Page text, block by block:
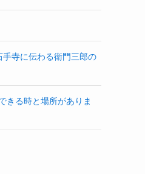
寺に伝わる衛門三郎の
きる時と場所がありま